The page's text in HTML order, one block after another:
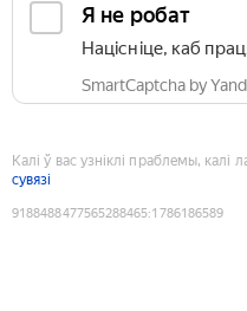
Я не робат
Націсніце, каб
SmartCaptcha by
Калі ў вас узніклі праблемы, калі
сувязі
9188488477565288465:1786186589